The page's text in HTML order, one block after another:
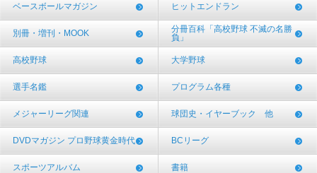
ベースボールマガジン ヒットエンドラン
別冊・増刊・MOOK
分冊百科「高校野球 不滅の名勝
負」
高校野球 大学野球
選手名鑑 プログラム各種
メジャーリーグ関連 球団史・イヤーブック 他
DVDマガジン プロ野球黄金時代 BCリーグ
スポーツアルバム 書籍